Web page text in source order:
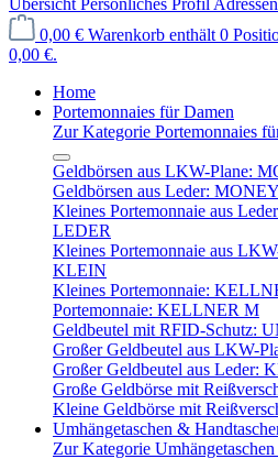
Übersicht Persönliches Profil Adressen
0,00 € Warenkorb enthält 0
0,00 €.
Home
Portemonnaies für Damen
Zur Kategorie Portemonnaies
Geldbörsen aus LKW-Plane:
Geldbörsen aus Leder:
Kleines Portemonnaie aus
LEDER
Kleines Portemonnaie aus
KLEIN
Kleines Portemonnaie:
Portemonnaie: KELLNER M
Geldbeutel mit RFID-Schutz:
Großer Geldbeutel aus LKW-
Großer Geldbeutel aus Leder:
Große Geldbörse mit
Kleine Geldbörse mit
Umhängetaschen &
Zur Kategorie